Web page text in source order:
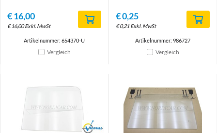
€16,00
€16,00 Exkl. MwSt
Artikelnummer: 654370-U
Vergleich
€0,25
€0,21 Exkl. MwSt
Artikelnummer: 986727
Vergleich
Brand